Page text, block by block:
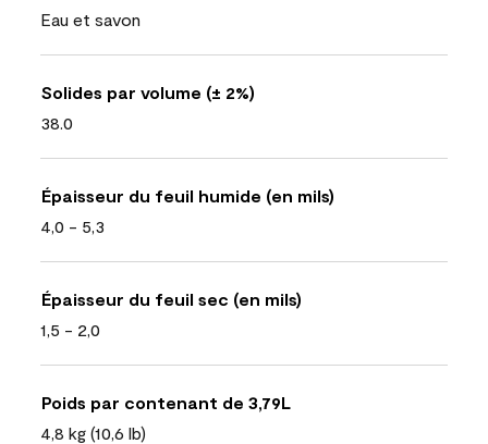
Eau et savon
Solides par volume (± 2%)
38.0
Épaisseur du feuil humide (en mils)
4,0 - 5,3
Épaisseur du feuil sec (en mils)
1,5 - 2,0
Poids par contenant de 3,79L
4,8 kg (10,6 lb)